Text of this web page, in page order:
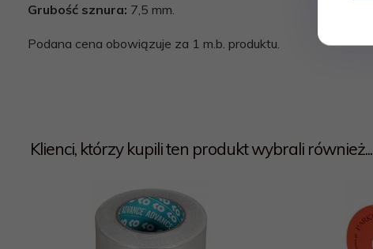
Grubość sznura: 7,5 mm.
Podana cena obowiązuje za 1 m.b. produktu.
Klienci, którzy kupili ten produkt wybrali również...